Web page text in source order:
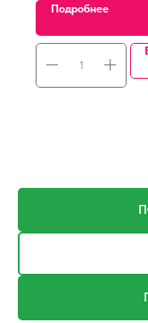
Подробнее